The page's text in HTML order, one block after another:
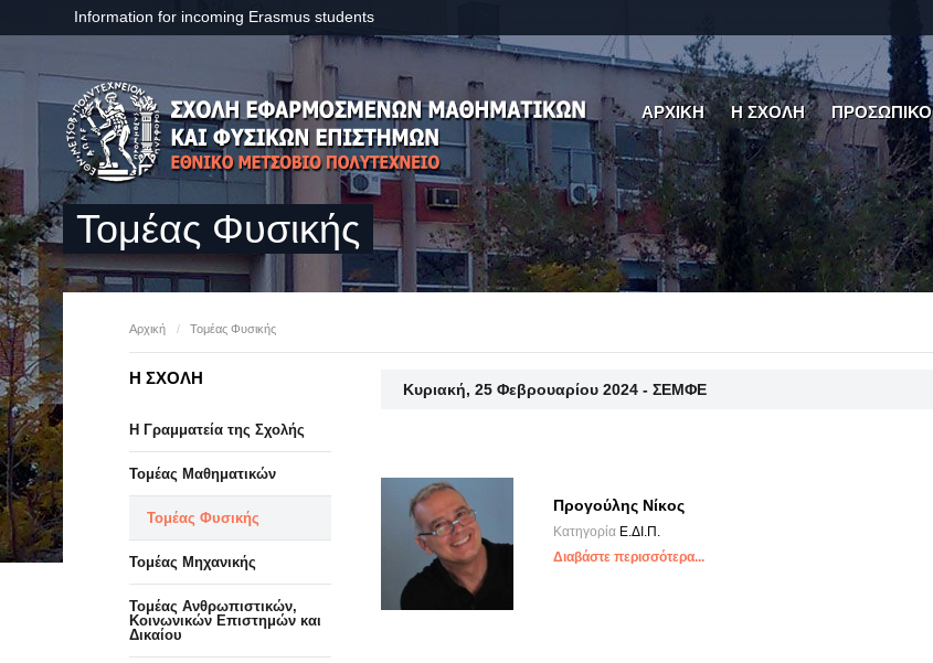
Information for incoming Erasmus students
ΑΡΧΙΚΗ Η ΣΧΟΛΗ ΠΡΟΣΩΠΙΚΟ
Τομέας Φυσικής
Αρχική / Τομέας Φυσικής
Κυριακή, 25 Φεβρουαρίου 2024 - ΣΕΜΦΕ
Προγούλης Νίκος
Κατηγορία Ε.ΔΙ.Π.
Διαβάστε περισσότερα...
Η ΣΧΟΛΗ
Η Γραμματεία της Σχολής
Τομέας Μαθηματικών
Τομέας Φυσικής
Τομέας Μηχανικής
Τομέας Ανθρωπιστικών,
Κοινωνικών Επιστημών και
Δικαίου